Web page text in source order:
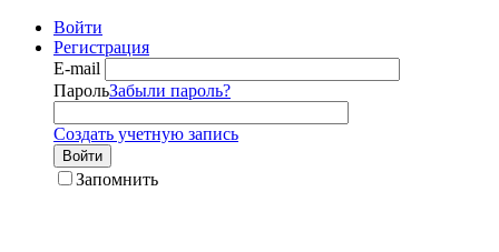
Войти
Регистрация
E-mail
ПарольЗабыли пароль?
Создать учетную запись
Войти
Запомнить